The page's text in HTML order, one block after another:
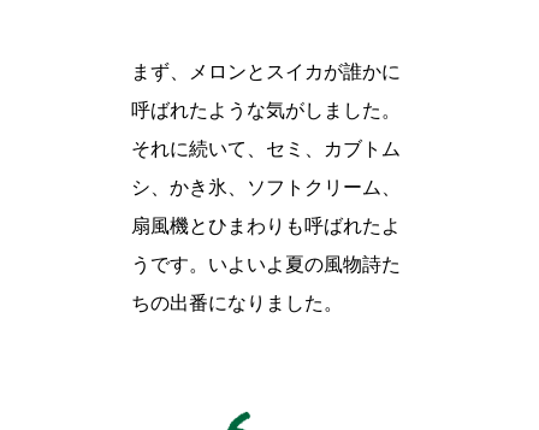
まず、メロンとスイカが誰かに
呼ばれたような気がしました。
それに続いて、セミ、カブトム
シ、かき氷、ソフトクリーム、
扇風機とひまわりも呼ばれたよ
うです。いよいよ夏の風物詩た
ちの出番になりました。